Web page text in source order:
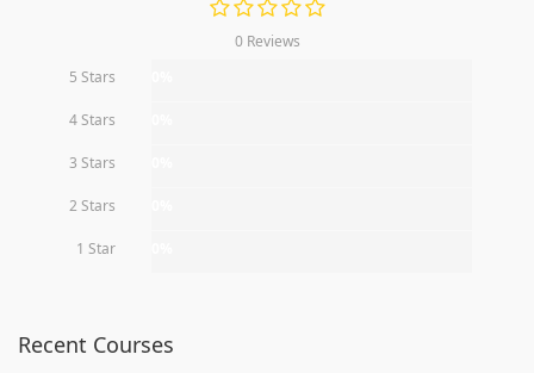
0 Reviews
5 Stars
4 Stars
3 Stars
2 Stars
1 Star
Recent Courses